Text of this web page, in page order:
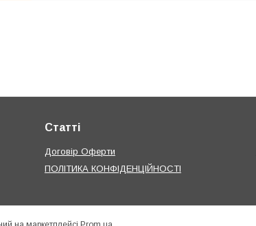
Статті
Договір Оферти
ПОЛІТИКА КОНФІДЕНЦІЙНОСТІ